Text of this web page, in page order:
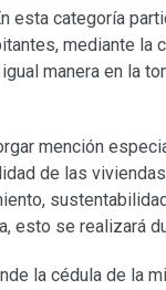
esta categoría
mediante la
manera en la
mención
de las
esto se realizará
la cédula de la